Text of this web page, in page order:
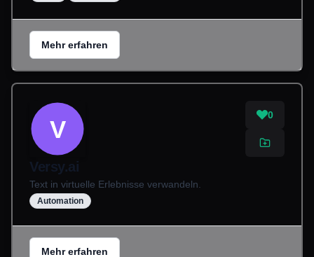
Mehr erfahren
V
0
Versy.ai
Text in virtuelle Erlebnisse verwandeln.
Automation
Mehr erfahren